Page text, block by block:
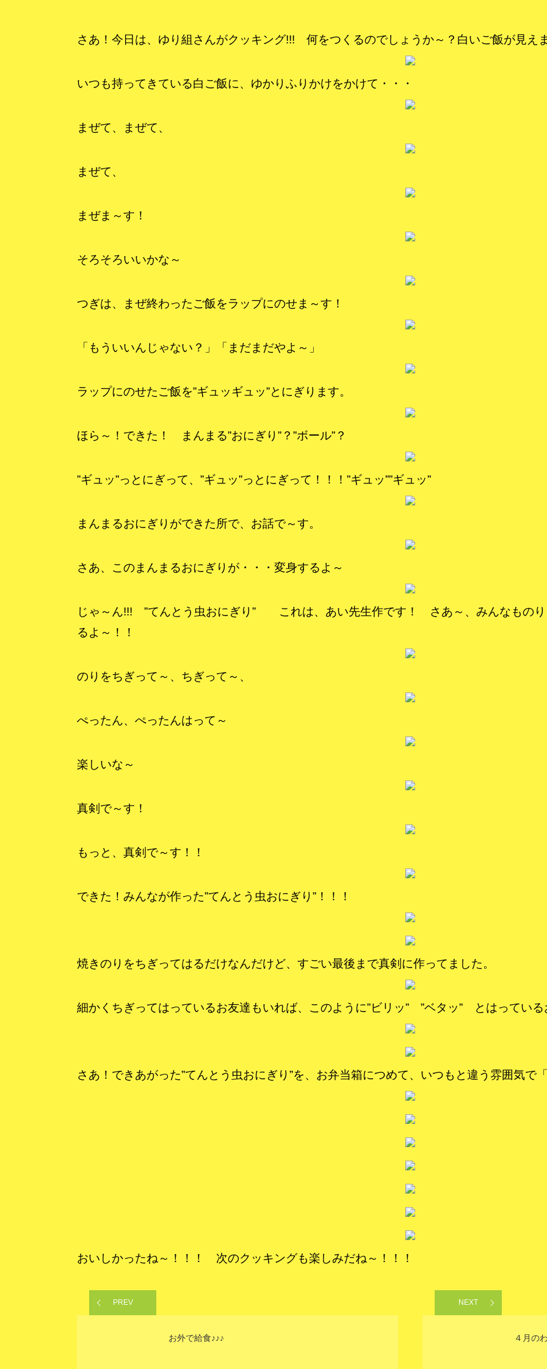
さあ！今日は、ゆり組さんがクッキング!!! 何をつくるのでしょうか～？白いご飯が見え
いつも持ってきている白ご飯に、ゆかりふりかけをかけて・・・
まぜて、まぜて、
まぜて、
まぜま～す！
そろそろいいかな～
つぎは、まぜ終わったご飯をラップにのせま～す！
「もういいんじゃない？」「まだまだやよ～」
ラップにのせたご飯を”ギュッギュッ”とにぎります。
ほら～！できた！ まんまる”おにぎり”？”ボール”？
”ギュッ”っとにぎって、”ギュッ”っとにぎって！！！”ギュッ””ギュッ”
まんまるおにぎりができた所で、お話で～す。
さあ、このまんまるおにぎりが・・・変身するよ～
じゃ～ん!!! ”てんとう虫おにぎり” これは、あい先生作です！ さあ～、みんなものり
るよ～！！
のりをちぎって～、ちぎって～、
ぺったん、ぺったんはって～
楽しいな～
真剣で～す！
もっと、真剣で～す！！
できた！みんなが作った”てんとう虫おにぎり”！！！
焼きのりをちぎってはるだけなんだけど、すごい最後まで真剣に作ってました。
細かくちぎってはっているお友達もいれば、このように”ビリッ” ”ベタッ” とはっている
さあ！できあがった”てんとう虫おにぎり”を、お弁当箱につめて、いつもと違う雰囲気で
おいしかったね～！！！ 次のクッキングも楽しみだね～！！！
PREV
お外で給食♪♪♪
NEXT
４月の